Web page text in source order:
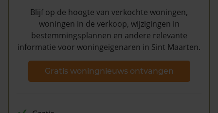
Blijf op de hoogte van verkochte woningen,
woningen in de verkoop, wijzigingen in
bestemmingsplannen en andere relevante
informatie voor woningeigenaren in Sint Maarten.
Gratis woningnieuws ontvangen